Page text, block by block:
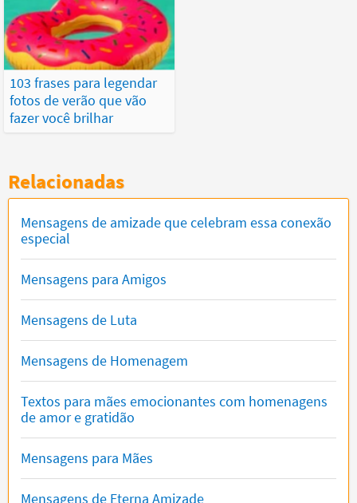
103 frases para legendar
fotos de verão que vão
fazer você brilhar
Relacionadas
Mensagens de amizade que celebram essa conexão
especial
Mensagens para Amigos
Mensagens de Luta
Mensagens de Homenagem
Textos para mães emocionantes com homenagens
de amor e gratidão
Mensagens para Mães
Mensagens de Eterna Amizade